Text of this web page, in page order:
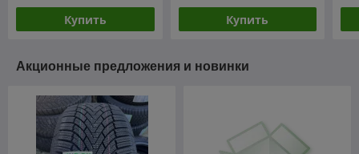
Купить Купить
Акционные предложения и новинки